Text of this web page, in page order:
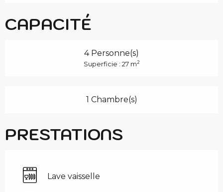
CAPACITÉ
4 Personne(s)
Superficie : 27 m2
1 Chambre(s)
PRESTATIONS
Lave vaisselle